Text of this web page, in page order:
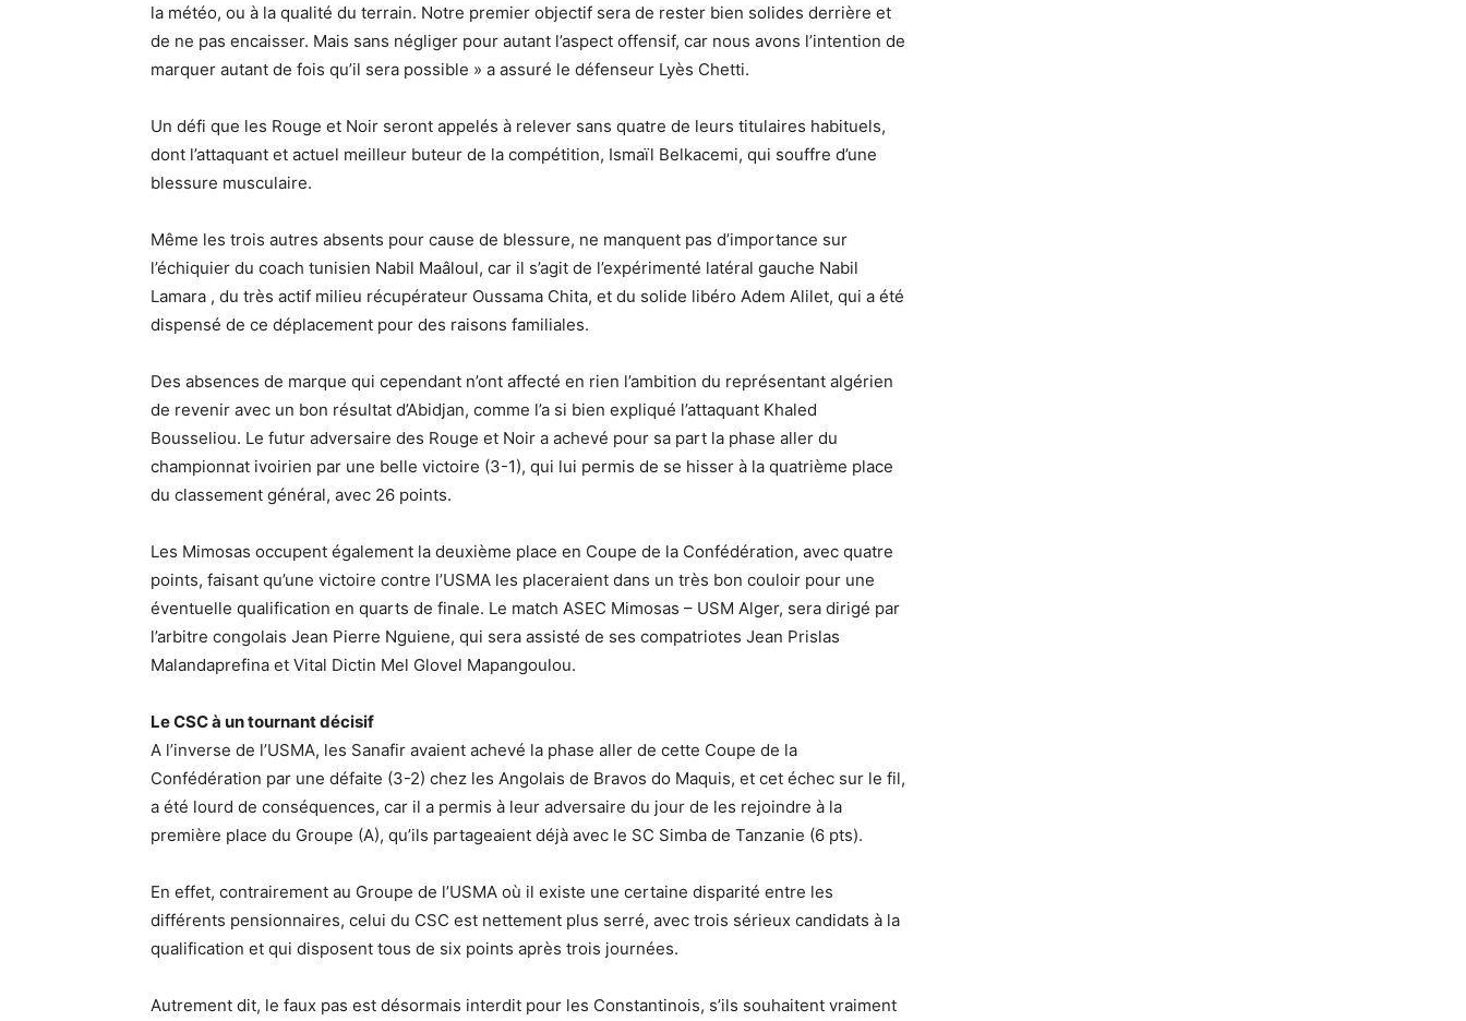
la météo, ou à la qualité du terrain. Notre premier objectif sera de rester bien solides derrière et
de ne pas encaisser. Mais sans négliger pour autant l’aspect offensif, car nous avons l’intention de
marquer autant de fois qu’il sera possible » a assuré le défenseur Lyès Chetti.
Un défi que les Rouge et Noir seront appelés à relever sans quatre de leurs titulaires habituels,
dont l’attaquant et actuel meilleur buteur de la compétition, Ismaïl Belkacemi, qui souffre d’une
blessure musculaire.
Même les trois autres absents pour cause de blessure, ne manquent pas d’importance sur
l’échiquier du coach tunisien Nabil Maâloul, car il s’agit de l’expérimenté latéral gauche Nabil
Lamara , du très actif milieu récupérateur Oussama Chita, et du solide libéro Adem Alilet, qui a été
dispensé de ce déplacement pour des raisons familiales.
Des absences de marque qui cependant n’ont affecté en rien l’ambition du représentant algérien
de revenir avec un bon résultat d’Abidjan, comme l’a si bien expliqué l’attaquant Khaled
Bousseliou. Le futur adversaire des Rouge et Noir a achevé pour sa part la phase aller du
championnat ivoirien par une belle victoire (3-1), qui lui permis de se hisser à la quatrième place
du classement général, avec 26 points.
Les Mimosas occupent également la deuxième place en Coupe de la Confédération, avec quatre
points, faisant qu’une victoire contre l’USMA les placeraient dans un très bon couloir pour une
éventuelle qualification en quarts de finale. Le match ASEC Mimosas – USM Alger, sera dirigé par
l’arbitre congolais Jean Pierre Nguiene, qui sera assisté de ses compatriotes Jean Prislas
Malandaprefina et Vital Dictin Mel Glovel Mapangoulou.
Le CSC à un tournant décisif
A l’inverse de l’USMA, les Sanafir avaient achevé la phase aller de cette Coupe de la
Confédération par une défaite (3-2) chez les Angolais de Bravos do Maquis, et cet échec sur le fil,
a été lourd de conséquences, car il a permis à leur adversaire du jour de les rejoindre à la
première place du Groupe (A), qu’ils partageaient déjà avec le SC Simba de Tanzanie (6 pts).
En effet, contrairement au Groupe de l’USMA où il existe une certaine disparité entre les
différents pensionnaires, celui du CSC est nettement plus serré, avec trois sérieux candidats à la
qualification et qui disposent tous de six points après trois journées.
Autrement dit, le faux pas est désormais interdit pour les Constantinois, s’ils souhaitent vraiment